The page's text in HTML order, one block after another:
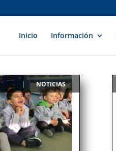
Inicio Información
NOTICIAS